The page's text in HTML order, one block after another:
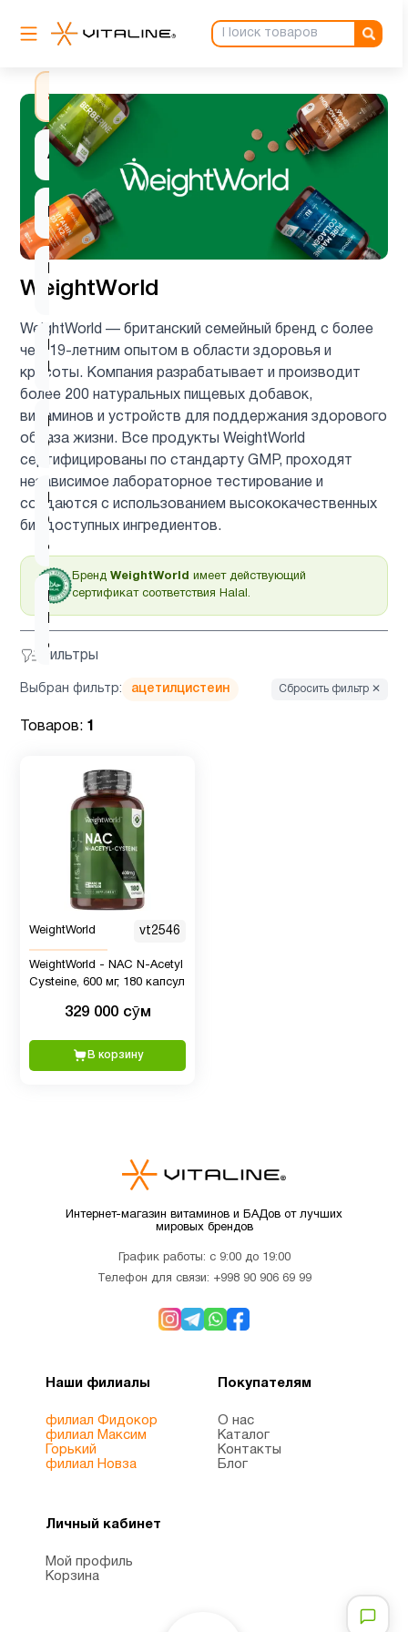
WeightWorld
WeightWorld — британский семейный бренд с более
чем 19-летним опытом в области здоровья и
красоты. Компания разрабатывает и производит
более 200 натуральных пищевых добавок,
витаминов и устройств для поддержания здорового
образа жизни. Все продукты WeightWorld
сертифицированы по стандарту GMP, проходят
независимое лабораторное тестирование и
создаются с использованием высококачественных
биодоступных ингредиентов.
Бренд WeightWorld имеет действующий
сертификат соответствия Halal.
Фильтры
Антиоксиданты 3
ацетилцистеин 1
Ашваганда
Барберин
продукт
Витамин
B
2
Витамин
C
2
Витамин
C для
детей
1
Витамин
D для
детей
2
Витамин
Гинкго
Билоба
1
Детская
омега 3
Детская
омега 3
, Рыбий
2
похудения
Женщинам
Здоровый
сон
1
Иммунитет 7
Инозитол
Выбран фильтр: ацетилцистеин Сбросить фильтр ✕
Товаров: 1
WeightWorld vt2546
WeightWorld - NAC N-Acetyl
Cysteine, 600 мг, 180 капсул
329 000 сӯм
В корзину
Интернет-магазин витаминов и БАДов от лучших
мировых брендов
График работы: с 9:00 до 19:00
Телефон для связи: +998 90 906 69 99
Наши филиалы
филиал Фидокор
филиал Максим
Горький
филиал Новза
Покупателям
О нас
Каталог
Контакты
Блог
Личный кабинет
Мой профиль
Корзина